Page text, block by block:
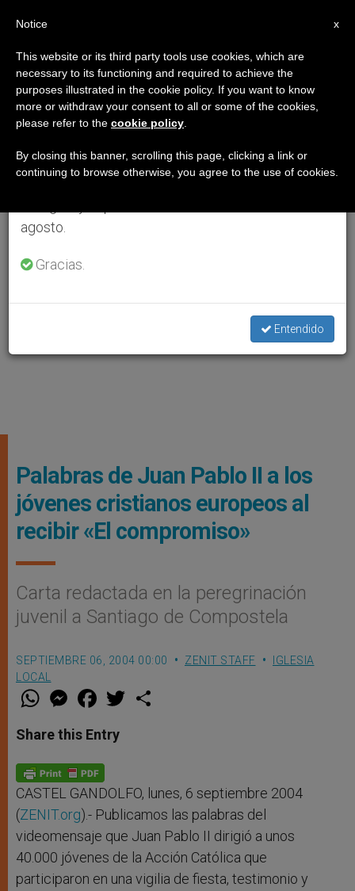
Palabras de Juan Pablo II a los
jóvenes cristianos europeos al
recibir «El compromiso»
Carta redactada en la peregrinación
juvenil a Santiago de Compostela
SEPTIEMBRE 06, 2004 00:00 ZENIT STAFF
IGLESIA
LOCAL
W
t
s
p
p
M
e
s
e
g
e
r
F
a
e
b
o
k
w
Share this Entry
CASTEL GANDOLFO, lunes, 6 septiembre 2004
(ZENIT.org).- Publicamos las palabras del
videomensaje que Juan Pablo II dirigió a unos
40.000 jóvenes de la Acción Católica que
participaron en una vigilia de fiesta, testimonio y
×
Aviso importante
Del 27 de julio al 7 de agosto haremos la pausa
anual, aprovechando que en el periodo de verano
se generan menos informaciones y también el
agosto.
Gracias.
Entendido
x
Notice
This website or its third party tools use cookies, which are
necessary to its functioning and required to achieve the
purposes illustrated in the cookie policy. If you want to know
more or withdraw your consent to all or some of the cookies,
please refer to the cookie policy
By closing this banner, scrolling this page, clicking a link or
continuing to browse otherwise, you agree to the use of cookies.